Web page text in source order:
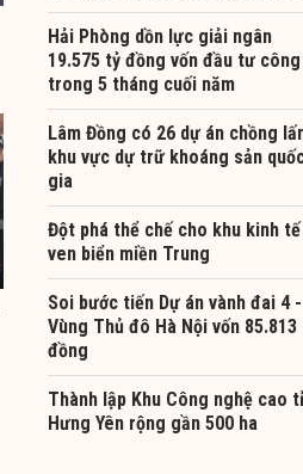
Hải Phòng dồn lực giải ngân
19.575 tỷ đồng vốn đầu tư công
trong 5 tháng cuối năm
Lâm Đồng có 26 dự án chồng
khu vực dự trữ khoáng sản
gia
Đột phá thể chế cho khu kinh tế
ven biển miền Trung
Soi bước tiến Dự án vành đai 4 -
Vùng Thủ đô Hà Nội vốn 85.813
đồng
Thành lập Khu Công nghệ cao
Hưng Yên rộng gần 500 ha